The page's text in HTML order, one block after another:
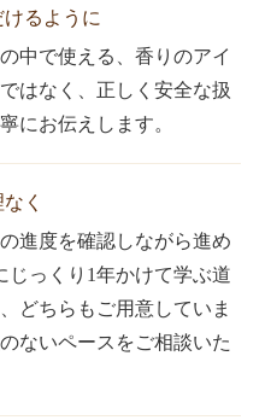
るように
中で使える、香りのアイ
はなく、正しく安全な扱
にお伝えします。
く
進度を確認しながら進め
じっくり1年かけて学ぶ道
どちらもご用意していま
ないペースをご相談いた